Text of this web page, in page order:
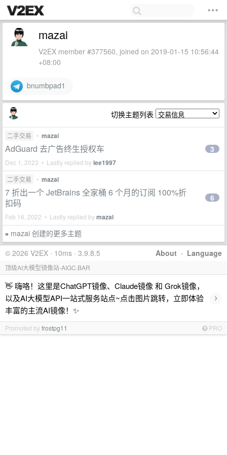
mazai
V2EX member #377560, joined on 2019-01-15 10:56:44
+08:00
bnumbpad1
切换主题列表
二手交易 • mazai
AdGuard 去广告终生授权车
Dec 1, 2023 • Lastly replied bylee1997
3
二手交易 • mazai
7 折出一个 JetBrains 全家桶 6 个月的订阅 100%折
扣码
Feb 16, 2022 • Lastly replied bymazai
6
» mazai 创建的更多主题
About · Language
© 2026 V2EX · 10ms · 3.9.8.5
顶级AI大模型镜像站-AIGC.BAR
👋 嗨咯！这里是ChatGPT镜像、Claude镜像 和 Grok镜像，
以及AI大模型API一站式服务站点~点击图片跳转，立即体验
丰富的主流AI镜像！✨
›
Promoted byfrostpg11 PRO